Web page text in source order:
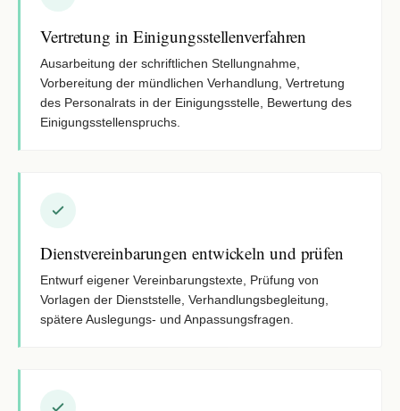
Vertretung in Einigungsstellenverfahren
Ausarbeitung der schriftlichen Stellungnahme,
Vorbereitung der mündlichen Verhandlung, Vertretung
des Personalrats in der Einigungsstelle, Bewertung des
Einigungsstellenspruchs.
Dienstvereinbarungen entwickeln und prüfen
Entwurf eigener Vereinbarungstexte, Prüfung von
Vorlagen der Dienststelle, Verhandlungsbegleitung,
spätere Auslegungs- und Anpassungsfragen.